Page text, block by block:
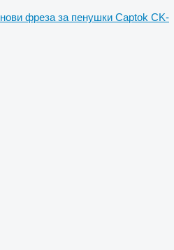
нови фреза за пенушки Captok CK-